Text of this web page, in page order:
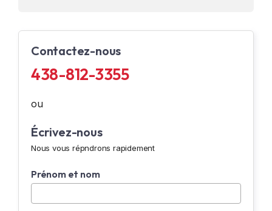
Contactez-nous
438-812-3355
ou
Écrivez-nous
Nous vous répndrons rapidement
Prénom et nom